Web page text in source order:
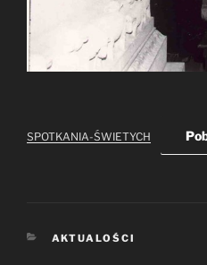
SPOTKANIA-ŚWIETYCH
KATEGORIE
AKTUALOŚCI